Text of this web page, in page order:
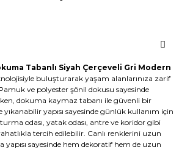
Tabanlı Siyah Çerçeveli Gri Modern
buluşturarak yaşam alanlarınıza zarif
ve polyester şönil dokusu sayesinde
dokuma kaymaz tabanı ile güvenli bir
yapısı sayesinde günlük kullanım için
odası, yatak odası, antre ve koridor gibi
tercih edilebilir. Canlı renklerini uzun
sayesinde hem dekoratif hem de uzun